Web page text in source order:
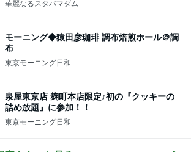
東京モーニング日和
泉屋東京店 麹町本店限定♪初の『クッキーの
詰め放題』に参加！！
東京モーニング日和
事をもっと見る